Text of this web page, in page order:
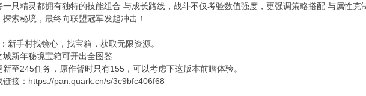
一只精灵都拥有独特的技能组合 与成长路线，战斗不仅考验数值强度，更强调策略搭配 与属性
探索秘境，最终向联盟冠军发起冲击！
新手村找镜心，找宝箱，获取无限资源。
城新年秘境宝箱可开出全图鉴
新至245任务，原作暂时只有155，可以考虑下这版本前瞻体验。
链接：https://pan.quark.cn/s/3c9bfc406f68